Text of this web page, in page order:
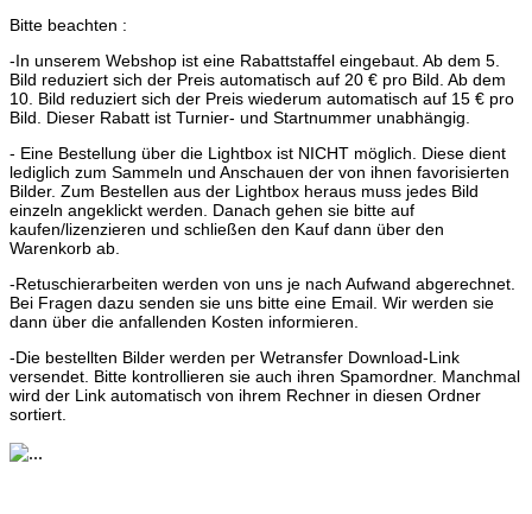
Bitte beachten :
-In unserem Webshop ist eine Rabattstaffel eingebaut. Ab dem 5.
Bild reduziert sich der Preis automatisch auf 20 € pro Bild. Ab dem
10. Bild reduziert sich der Preis wiederum automatisch auf 15 € pro
Bild. Dieser Rabatt ist Turnier- und Startnummer unabhängig.
- Eine Bestellung über die Lightbox ist NICHT möglich. Diese dient
lediglich zum Sammeln und Anschauen der von ihnen favorisierten
Bilder. Zum Bestellen aus der Lightbox heraus muss jedes Bild
einzeln angeklickt werden. Danach gehen sie bitte auf
kaufen/lizenzieren und schließen den Kauf dann über den
Warenkorb ab.
-Retuschierarbeiten werden von uns je nach Aufwand abgerechnet.
Bei Fragen dazu senden sie uns bitte eine Email. Wir werden sie
dann über die anfallenden Kosten informieren.
-Die bestellten Bilder werden per Wetransfer Download-Link
versendet. Bitte kontrollieren sie auch ihren Spamordner. Manchmal
wird der Link automatisch von ihrem Rechner in diesen Ordner
sortiert.